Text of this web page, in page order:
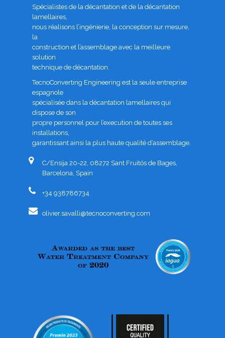
Spécialistes de la décantation et de la décantation
lamellaires,
nous réalisons l’ingénierie, la conception sur mesure,
la
construction et l’assemblage avec la meilleure
solution
technique de décantation.
TecnoConverting Engineering est la seule entreprise
espagnole
spécialisée dans la décantation lamellaires qui
dispose de son
propre personnel pour l’execution de toutes ses
installations,
garantissant ainsi la plus haute qualité d’assemblage.
C/Ensija 20-22, 08272 Sant Fruitós de Bages,
Barcelona, Spain
+34 938786734
olivier.savalli@tecnoconverting.com